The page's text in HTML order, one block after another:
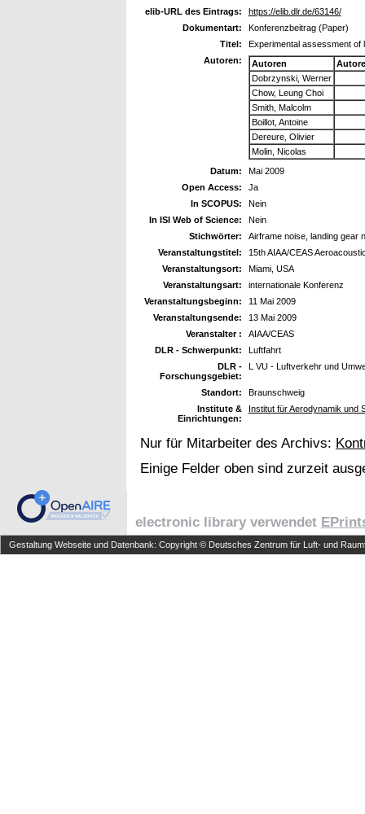
elib-URL des Eintrags:
https://elib.dlr.de/63146/
Dokumentart:
Konferenzbeitrag (Paper)
Titel:
Experimental assessment of
Autoren:
Autoren
Dobrzynski, Werner
Chow, Leung Choi
Smith, Malcolm
Boillot, Antoine
Dereure, Olivier
Molin, Nicolas
Datum:
Mai 2009
Open Access:
Ja
In SCOPUS:
Nein
In ISI Web of Science:
Nein
Stichwörter:
Airframe noise, landing gear
Veranstaltungstitel:
15th AIAA/CEAS
Veranstaltungsort:
Miami, USA
Veranstaltungsart:
internationale Konferenz
Veranstaltungsbeginn:
11 Mai 2009
Veranstaltungsende:
13 Mai 2009
Veranstalter :
AIAA/CEAS
DLR - Schwerpunkt:
Luftfahrt
DLR -
Forschungsgebiet:
L VU - Luftverkehr und
Standort:
Braunschweig
Institute &
Einrichtungen:
Institut für Aerodynamik und
Nur für Mitarbeiter des Archivs:
Einige Felder oben sind zurzeit
electronic library verwendet
Gestaltung Webseite und Datenbank: Copyright © Deutsches Zentrum für Luft- und